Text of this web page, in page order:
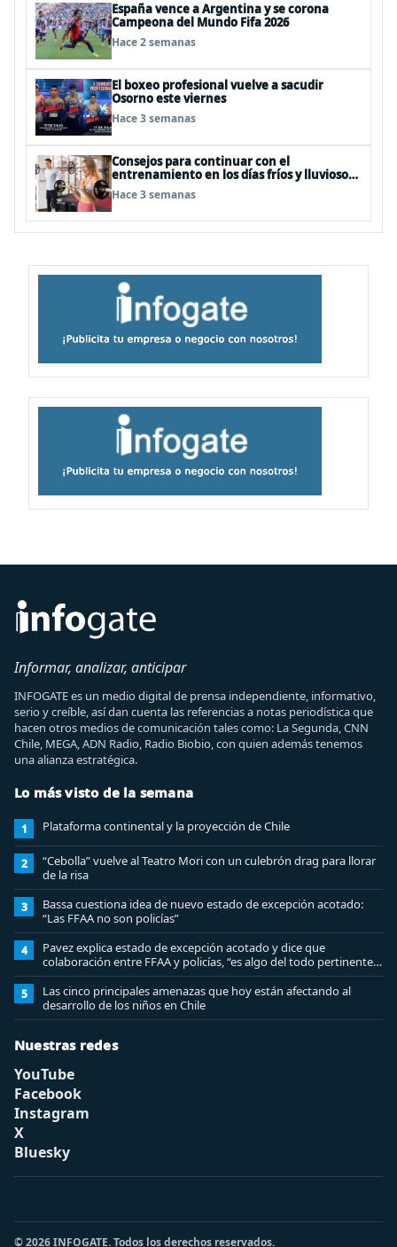
España vence a Argentina y se corona
Campeona del Mundo Fifa 2026
Hace 2 semanas
El boxeo profesional vuelve a sacudir
Osorno este viernes
Hace 3 semanas
Consejos para continuar con el
entrenamiento en los días fríos y lluviosos
de invierno
Hace 3 semanas
Informar, analizar, anticipar
INFOGATE es un medio digital de prensa independiente, informativo,
serio y creíble, así dan cuenta las referencias a notas periodística que
hacen otros medios de comunicación tales como: La Segunda, CNN
Chile, MEGA, ADN Radio, Radio Biobio, con quien además tenemos
una alianza estratégica.
Lo más visto de la semana
1 Plataforma continental y la proyección de Chile
2
“Cebolla” vuelve al Teatro Mori con un culebrón drag para llorar
de la risa
3
Bassa cuestiona idea de nuevo estado de excepción acotado:
“Las FFAA no son policías”
4
Pavez explica estado de excepción acotado y dice que
colaboración entre FFAA y policías, “es algo del todo pertinente
analizar”
5
Las cinco principales amenazas que hoy están afectando al
desarrollo de los niños en Chile
Nuestras redes
YouTube
Facebook
Instagram
X
Bluesky
© 2026 INFOGATE. Todos los derechos reservados.